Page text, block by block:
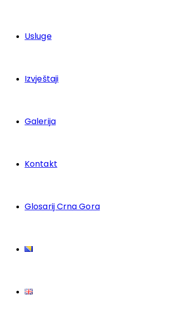
Usluge
Izvještaji
Galerija
Kontakt
Glosarij Crna Gora